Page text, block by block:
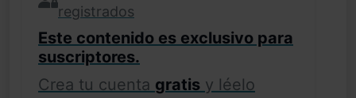
registrados
Este contenido es exclusivo para
suscriptores.
Crea tu cuenta gratis y léelo